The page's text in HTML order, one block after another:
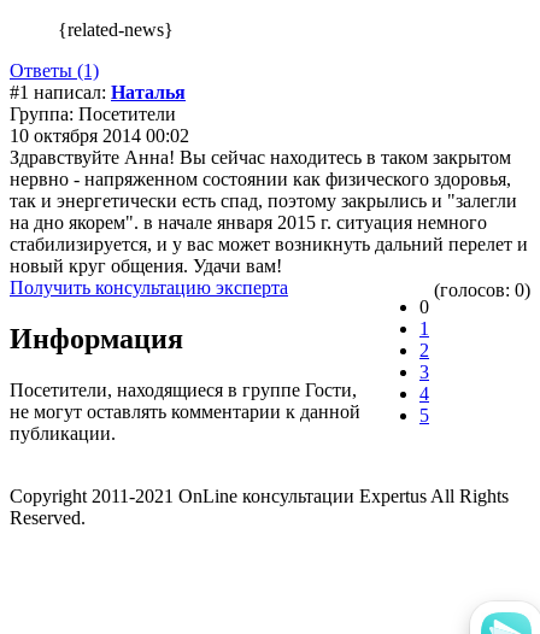
{related-news}
Ответы (1)
#1 написал: Наталья
Группа: Посетители
10 октября 2014 00:02
Здравствуйте Анна! Вы сейчас находитесь в таком закрытом
нервно - напряженном состоянии как физического здоровья,
так и энергетически есть спад, поэтому закрылись и "залегли
на дно якорем". в начале января 2015 г. ситуация немного
стабилизируется, и у вас может возникнуть дальний перелет и
новый круг общения. Удачи вам!
Получить консультацию эксперта
0
1
2
3
4
5
(голосов: 0)
Информация
Посетители, находящиеся в группе Гости,
не могут оставлять комментарии к данной
публикации.
Copyright 2011-2021 OnLine консультации Expertus All Rights
Reserved.